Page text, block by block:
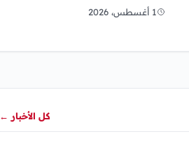
1 أغسطس، 2026
كل الأخبار ←